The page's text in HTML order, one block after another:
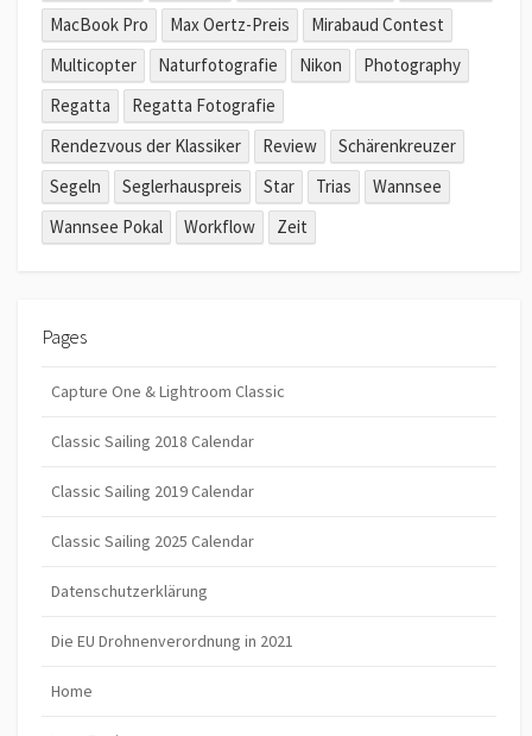
MacBook Pro
Max Oertz-Preis
Mirabaud Contest
Multicopter
Naturfotografie Nikon
Photography
Regatta
Regatta Fotografie
Rendezvous der Klassiker
Review
Schärenkreuzer
Segeln
Seglerhauspreis Star Trias
Wannsee
Wannsee Pokal
Workflow Zeit
Pages
Capture One & Lightroom Classic
Classic Sailing 2018 Calendar
Classic Sailing 2019 Calendar
Classic Sailing 2025 Calendar
Datenschutzerklärung
Die EU Drohnenverordnung in 2021
Home